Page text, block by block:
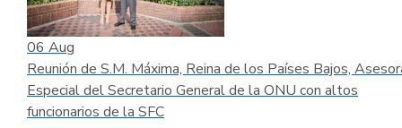
06 Aug
Reunión de S.M. Máxima, Reina de los Países Bajos,
Especial del Secretario General de la ONU con altos
funcionarios de la SFC